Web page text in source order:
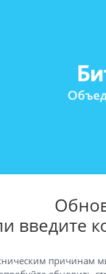
введите
причинам